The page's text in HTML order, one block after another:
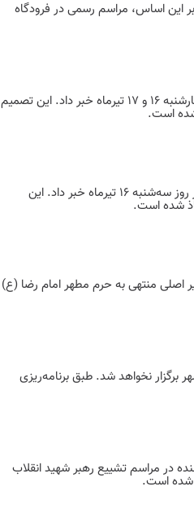
این اساس، مراسم رسمی در فرودگاه
معاون توسعه مدیریت و منابع استاندار سمنان از تعطیلی ادارات و بانک‌های این استان در روزهای سه‌شنبه و چهارشنبه ۱۶ و ۱۷ تیرماه خبر داد. این تصمیم
است.
استاندار اصفهان از تعطیلی رسمی تمامی ادارات، بانک‌ها و مراکز آموزشی شهرستان‌های کاشان و آران و بیدگل در روز سه‌شنبه ۱۶ تیرماه خبر داد. این
شده است.
اصلی منتهی به حرم مطهر امام رضا (ع)
برگزار نخواهد شد. طبق برنامه‌ریزی
قطار برای جابه‌جایی زائران شرکت‌کننده در مراسم تشییع رهبر شهید انقلاب
شده است.